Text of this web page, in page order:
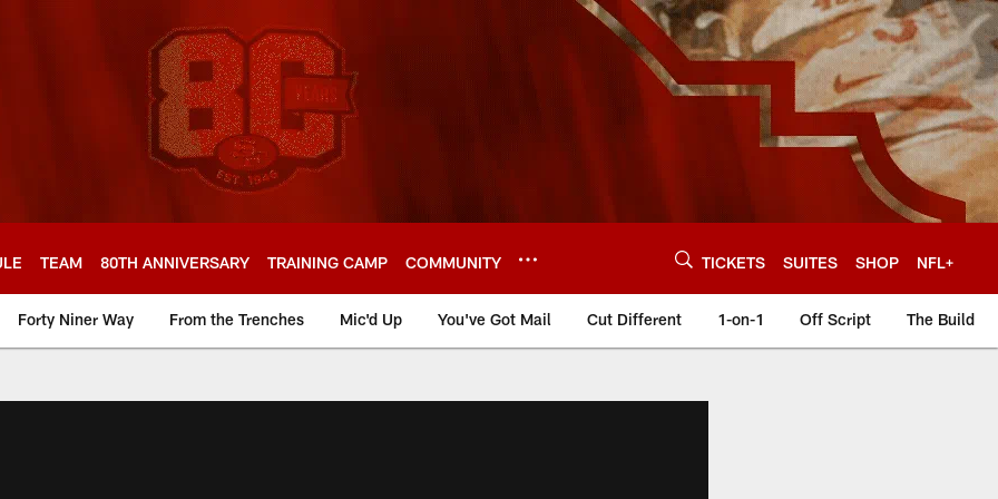
TEAM 80TH ANNIVERSARY TRAINING CAMP COMMUNITY TICKETS SUITES SHOP NFL+
Forty Niner Way From the Trenches Mic'd Up You've Got Mail Cut Different 1-on-1 Off Script The Build